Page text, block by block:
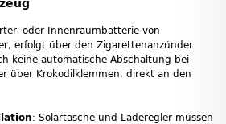
oder Innenraumbatterie von
erfolgt über den Zigarettenanzünder
keine automatische Abschaltung bei
über Krokodilklemmen, direkt an den
: Solartasche und Laderegler müssen